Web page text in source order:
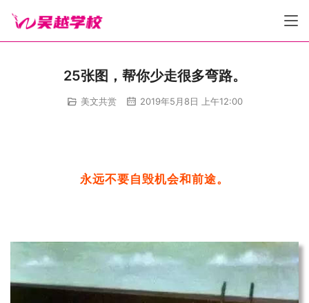
25张图，帮你少走很多弯路。
美文共赏 2019年5月8日 上午12:00
永远不要自毁机会和前途。